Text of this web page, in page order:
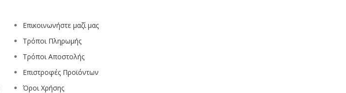
Επικοινωνήστε μαζί μας
Τρόποι Πληρωμής
Τρόποι Αποστολής
Επιστροφές Προϊόντων
Όροι Χρήσης